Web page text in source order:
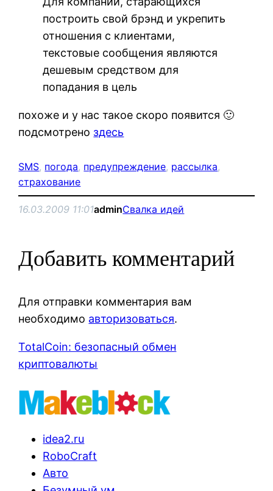
построить свой брэнд и укрепить
отношения с клиентами,
текстовые сообщения являются
дешевым средством для
попадания в цель
похоже и у нас такое скоро появится 🙂
подсмотрено здесь
SMS, погода, предупреждение, рассылка
страхование
16.03.2009 11:01adminСвалка идей
Добавить комментарий
Для отправки комментария вам
необходимо авторизоваться.
TotalCoin: безопасный обмен
криптовалюты
idea2.ru
RoboCraft
Авто